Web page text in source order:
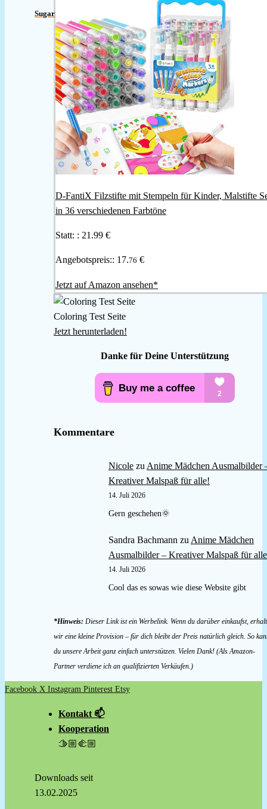
SugarSkull16
D-FantiX Filzstifte mit Stempeln für Kinder, Malstifte
in 36 verschiedenen Farbtöne
Statt: : 21.99 €
Angebotspreis:: 17.76 €
Jetzt auf Amazon ansehen*
Coloring Test Seite
Jetzt herunterladen!
Danke für Deine Unterstützung
Kommentare
Nicole zu Anime Mädchen Ausmalbilder
Kreativer Malspaß für alle!
14. Juli 2026
Gern geschehen🌞
Sandra Bachmann zu Anime Mädchen
Ausmalbilder – Kreativer Malspaß für
14. Juli 2026
Cool das es sowas wie diese Website gibt
*Hinweis: Dieser Link ist ein Werbelink. Wenn du darüber einkaufst,
wir eine kleine Provision – für dich bleibt der Preis natürlich gleich. So
du unsere Arbeit ganz einfach unterstützen. Vielen Dank! (Als Amazon-
Partner verdiene ich an qualifizierten Verkäufen.)
Facebook X Instagram Pinterest Etsy
Kontakt 📫
Kooperation
🫱🏼‍🫲🏼
Downloads seit
13.02.2025